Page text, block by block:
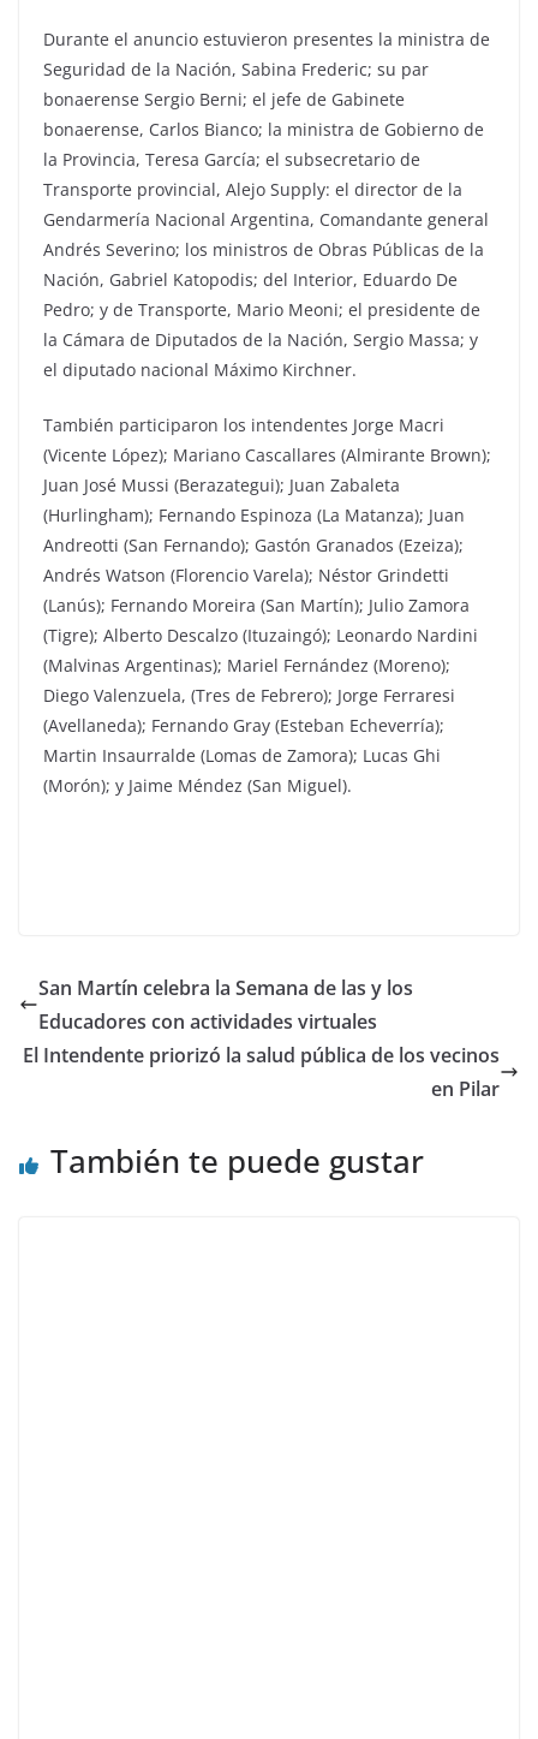
Durante el anuncio estuvieron presentes la ministra de
Seguridad de la Nación, Sabina Frederic; su par
bonaerense Sergio Berni; el jefe de Gabinete
bonaerense, Carlos Bianco; la ministra de Gobierno de
la Provincia, Teresa García; el subsecretario de
Transporte provincial, Alejo Supply: el director de la
Gendarmería Nacional Argentina, Comandante general
Andrés Severino; los ministros de Obras Públicas de la
Nación, Gabriel Katopodis; del Interior, Eduardo De
Pedro; y de Transporte, Mario Meoni; el presidente de
la Cámara de Diputados de la Nación, Sergio Massa; y
el diputado nacional Máximo Kirchner.
También participaron los intendentes Jorge Macri
(Vicente López); Mariano Cascallares (Almirante Brown);
Juan José Mussi (Berazategui); Juan Zabaleta
(Hurlingham); Fernando Espinoza (La Matanza); Juan
Andreotti (San Fernando); Gastón Granados (Ezeiza);
Andrés Watson (Florencio Varela); Néstor Grindetti
(Lanús); Fernando Moreira (San Martín); Julio Zamora
(Tigre); Alberto Descalzo (Ituzaingó); Leonardo Nardini
(Malvinas Argentinas); Mariel Fernández (Moreno);
Diego Valenzuela, (Tres de Febrero); Jorge Ferraresi
(Avellaneda); Fernando Gray (Esteban Echeverría);
Martin Insaurralde (Lomas de Zamora); Lucas Ghi
(Morón); y Jaime Méndez (San Miguel).
San Martín celebra la Semana de las y los
Educadores con actividades virtuales
El Intendente priorizó la salud pública de los vecinos
en Pilar
También te puede gustar